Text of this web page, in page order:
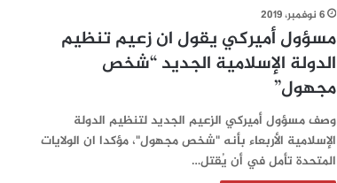
6 نوفمبر، 2019
مسؤول أميركي يقول ان زعيم تنظيم
الدولة الإسلامية الجديد “شخص
مجهول”
وصف مسؤول أميركي الزعيم الجديد لتنظيم الدولة
الإسلامية الأربعاء بأنه "شخص مجهول"، مؤكدا ان الولايات
المتحدة تأمل في أن يُقتل…